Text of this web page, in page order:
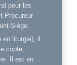
pour les
Procureur
Siège.
liturgie), il
copte,
Il est en